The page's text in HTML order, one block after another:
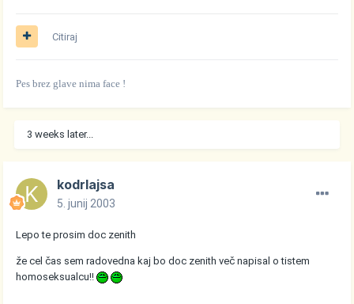
Citiraj
Pes brez glave nima face !
3 weeks later...
kodrlajsa
5. junij 2003
Lepo te prosim doc zenith
že cel čas sem radovedna kaj bo doc zenith več napisal o tistem
homoseksualcu!!